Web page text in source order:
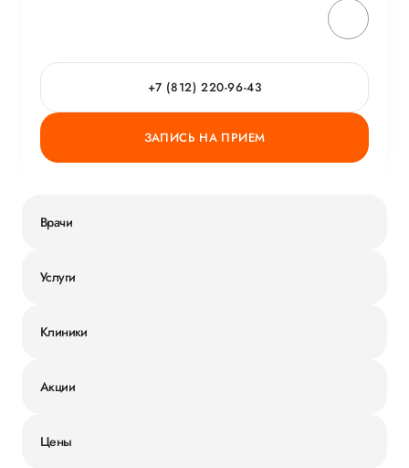
+7 (812) 220-96-43
ЗАПИСЬ НА ПРИЕМ
Врачи
Услуги
Клиники
Акции
Цены